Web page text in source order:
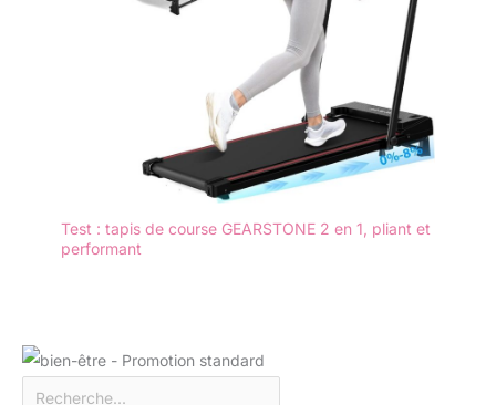
Test : tapis de course GEARSTONE 2 en 1, pliant et
performant